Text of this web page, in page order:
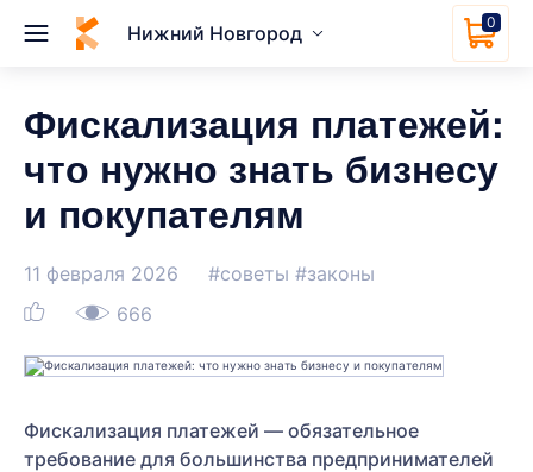
Нижний Новгород 0
Фискализация платежей:
что нужно знать бизнесу
и покупателям
11 февраля 2026 #советы #законы
666
Фискализация платежей — обязательное
требование для большинства предпринимателей